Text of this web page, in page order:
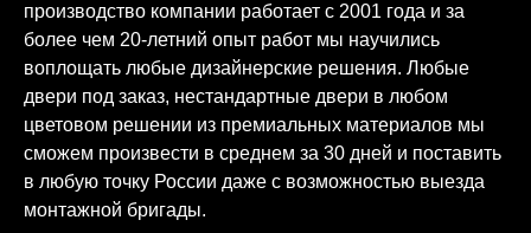
производство компании работает с 2001 года и за
более чем 20-летний опыт работ мы научились
воплощать любые дизайнерские решения. Любые
двери под заказ, нестандартные двери в любом
цветовом решении из премиальных материалов мы
сможем произвести в среднем за 30 дней и поставить
в любую точку России даже с возможностью выезда
монтажной бригады.